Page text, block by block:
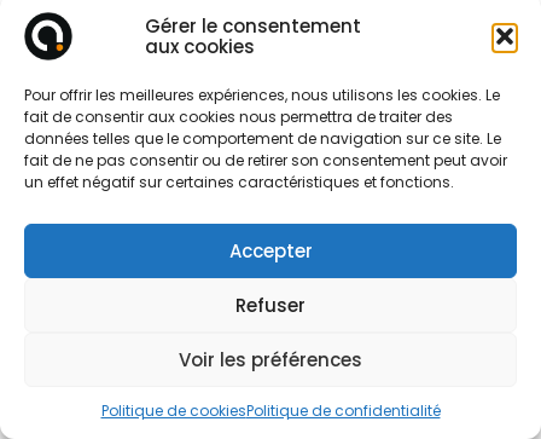
Gérer le consentement
aux cookies
Pour offrir les meilleures expériences, nous utilisons les cookies. Le
fait de consentir aux cookies nous permettra de traiter des
données telles que le comportement de navigation sur ce site. Le
fait de ne pas consentir ou de retirer son consentement peut avoir
un effet négatif sur certaines caractéristiques et fonctions.
Accepter
Refuser
Voir les préférences
Politique de cookiesPolitique de confidentialité
Dans le cadre de la formation, la réalité virtuelle
(RV) offre des expériences immersives complètes
en plongeant les apprenants dans des
combine éléments virtuels et monde réel, permet
entre le virtuel et le réel, la RM offre des
perspectives nouvelles pour des formations plus
applicables. Avec l’arrivée des nouveaux casques,